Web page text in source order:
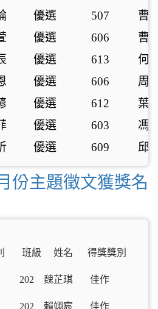
優選 507
曹
優選 606
曹
優選 613
何
優選 606
周
優選 612
葉
優選 603
馮
優選 609 邱
份主題徵文獲獎名
班級 姓名 得獎獎別
202 魏芷琪 佳作
202 賴翊宸 佳作